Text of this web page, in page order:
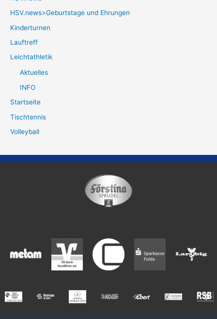
HSV.news>Geburtstage und Ehrungen
Kinderturnen
Lauftreff
Leichtathletik
Aktuelles
INFO
Startseite
Tischtennis
Volleyball